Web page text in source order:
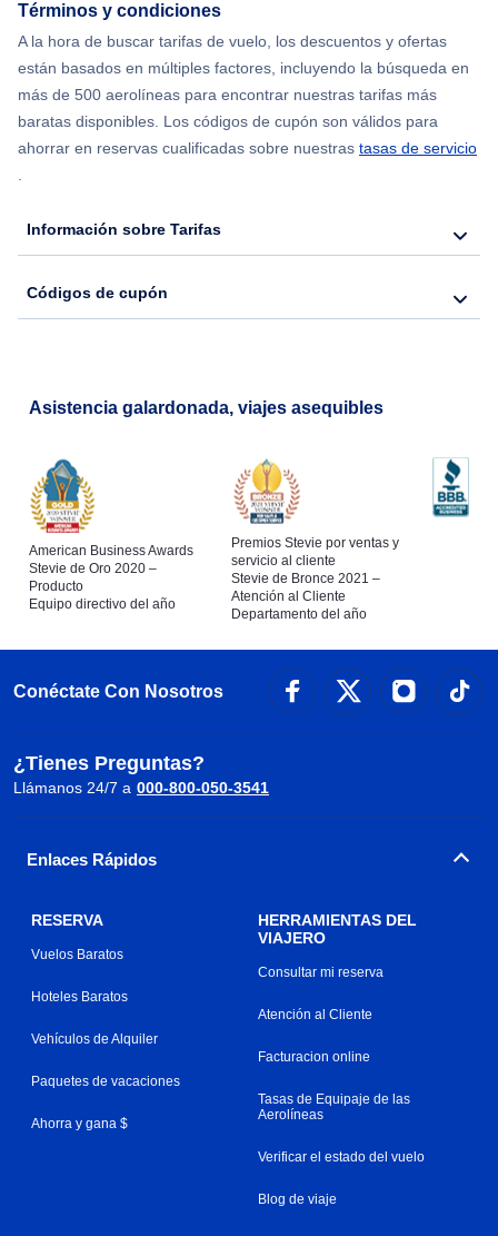
Términos y condiciones
A la hora de buscar tarifas de vuelo, los descuentos y ofertas
están basados en múltiples factores, incluyendo la búsqueda en
más de 500 aerolíneas para encontrar nuestras tarifas más
baratas disponibles. Los códigos de cupón son válidos para
ahorrar en reservas cualificadas sobre nuestras tasas de servicio
.
Información sobre Tarifas
Códigos de cupón
Asistencia galardonada, viajes asequibles
American Business Awards
Stevie de Oro 2020 –
Producto
Equipo directivo del año
Premios Stevie por ventas y
servicio al cliente
Stevie de Bronce 2021 –
Atención al Cliente
Departamento del año
Conéctate Con Nosotros
¿Tienes Preguntas?
Llámanos 24/7 a 000-800-050-3541
Enlaces Rápidos
RESERVA
Vuelos Baratos
Hoteles Baratos
Vehículos de Alquiler
Paquetes de vacaciones
Ahorra y gana $
HERRAMIENTAS DEL
VIAJERO
Consultar mi reserva
Atención al Cliente
Facturacion online
Tasas de Equipaje de las
Aerolíneas
Verificar el estado del vuelo
Blog de viaje